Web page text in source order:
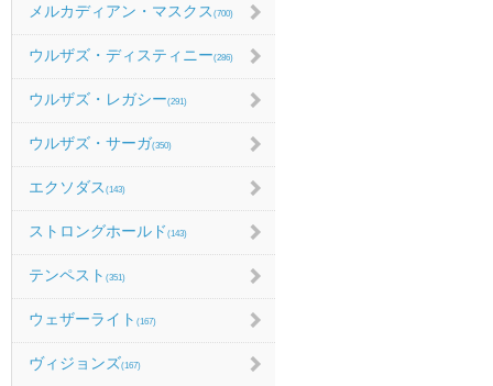
メルカディアン・マスクス (700)
ウルザズ・ディスティニー(286)
ウルザズ・レガシー(291)
ウルザズ・サーガ(350)
エクソダス (143)
ストロングホールド (143)
テンペスト (351)
ウェザーライト (167)
ヴィジョンズ(167)